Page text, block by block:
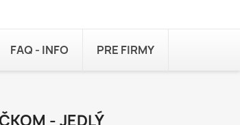
FAQ - INFO PRE FIRMY
- JEDLÝ